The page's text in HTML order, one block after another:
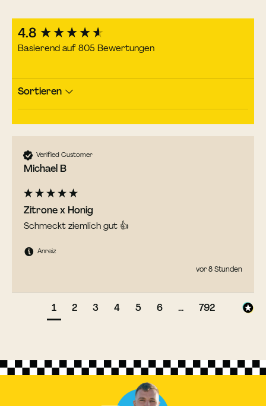
4.8
Basierend auf 805 Bewertungen
Sortieren
Verified Customer
Michael B
Zitrone x Honig
Schmeckt ziemlich gut 👍
Anreiz
vor 8 Stunden
1 2 3 4 5 6 ... 792